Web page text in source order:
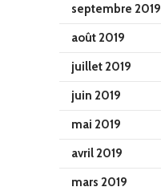
septembre 2019
août 2019
juillet 2019
juin 2019
mai 2019
avril 2019
mars 2019